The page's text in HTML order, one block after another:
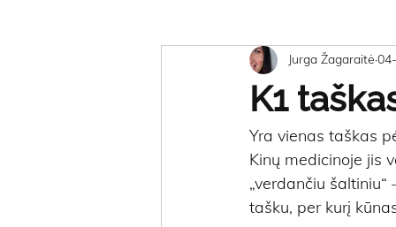
K1
Jurga Žagaraitė
Yra vienas taškas
Kinų medicinoje jis
„verdančiu
tašku, per kurį